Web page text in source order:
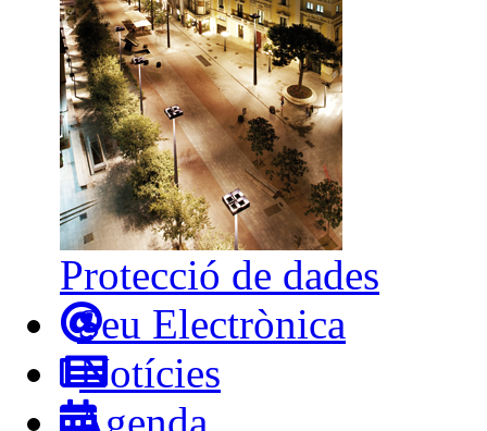
Protecció de dades
Seu Electrònica
Notícies
Agenda